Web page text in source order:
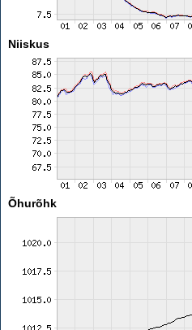
Niiskus
Õhurõhk